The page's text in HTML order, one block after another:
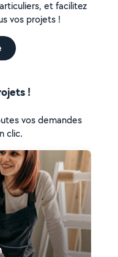
et facilitez
vos projets !
!
vos demandes
clic.